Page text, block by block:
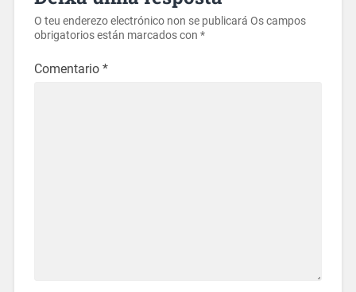
O teu enderezo electrónico non se publicará Os campos
obrigatorios están marcados con *
Comentario *